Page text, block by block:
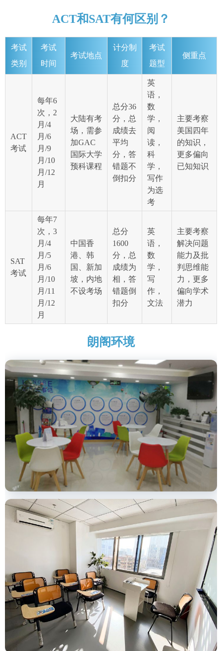
ACT和SAT有何区别？
考试
类别
考试
时间
考试地点
计分制
度
考试
题型
侧重点
ACT
考试
每年6
次，2
月/4
月/6
月/9
月/10
月/12
月
大陆有考
场，需参
加GAC
国际大学
预科课程
总分36
分，总
成绩去
平均
分，答
错题不
倒扣分
英
语，
数
学，
阅
读，
科
学，
写作
为选
考
主要考察
美国四年
的知识，
更多偏向
已知知识
SAT
考试
每年7
次，3
月/4
月/5
月/6
月/10
月/11
月/12
月
中国香
港、韩
国、新加
坡，内地
不设考场
总分
1600
分，总
成绩为
相，答
错题倒
扣分
英
语，
数
学，
写
作，
文法
主要考察
解决问题
能力及批
判思维能
力，更多
偏向学术
潜力
朗阁环境